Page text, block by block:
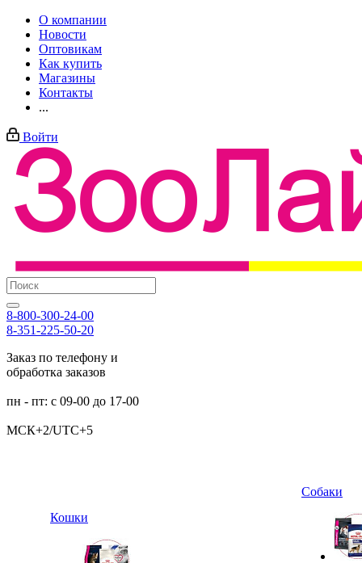
О компании
Новости
Оптовикам
Как купить
Магазины
Контакты
...
Войти
8-800-300-24-00
8-351-225-50-20
Заказ по телефону и
обработка заказов
пн - пт: с 09-00 до 17-00
МСК+2/UTC+5
Кошки
Собаки